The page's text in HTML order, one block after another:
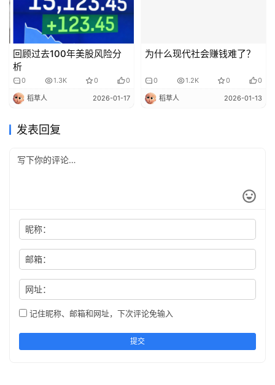
回顾过去100年美股风险分
析
0 1.3K 0 0
稻草人 2026-01-17
为什么现代社会赚钱难了？
0 1.2K 0 0
稻草人 2026-01-13
发表回复
昵称：
邮箱：
网址：
记住昵称、邮箱和网址，下次评论免输入
提交